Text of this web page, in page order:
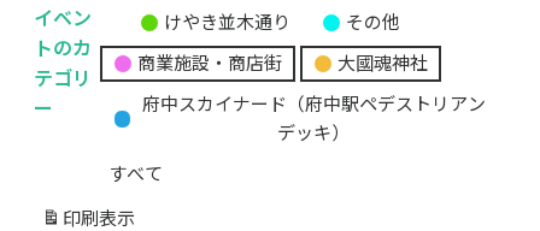
イベン
トのカ
テゴリ
ー
題
カ
ゴ
リ
けやき並木通り
その他
商業施設・商店街
大國魂神社
府中スカイナード（府中駅ペデストリアン
デッキ）
すべて
印刷 表示